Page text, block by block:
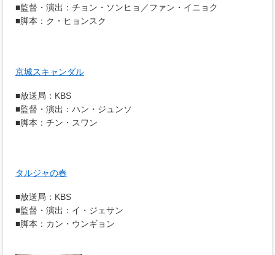
■監督・演出：チョン・ソンヒョ／ファン・イニョク
■脚本：ク・ヒョンスク
京城スキャンダル
■放送局：KBS
■監督・演出：ハン・ジュンソ
■脚本：チン・スワン
タルジャの春
■放送局：KBS
■監督・演出：イ・ジェサン
■脚本：カン・ウンギョン